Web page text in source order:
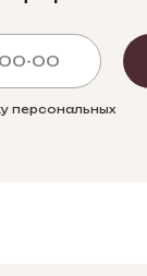
персональных